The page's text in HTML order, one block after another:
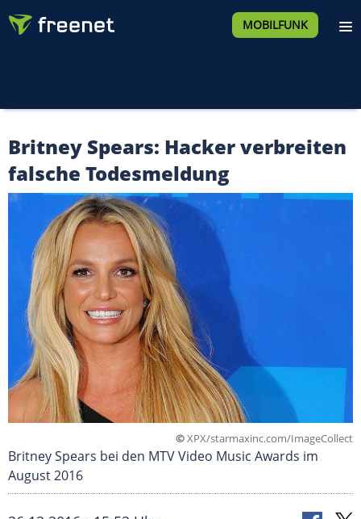
MOBILFUNK
Britney Spears: Hacker verbreiten
falsche Todesmeldung
©XPX/starmaxinc.com/ImageCollect
Britney Spears bei den MTV Video Music Awards im
August 2016